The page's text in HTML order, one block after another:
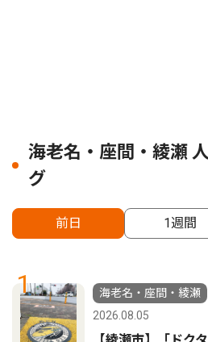
海老名・座間・綾瀬
グ
前日 1週間
1
海老名・座間・綾瀬
2026.08.05